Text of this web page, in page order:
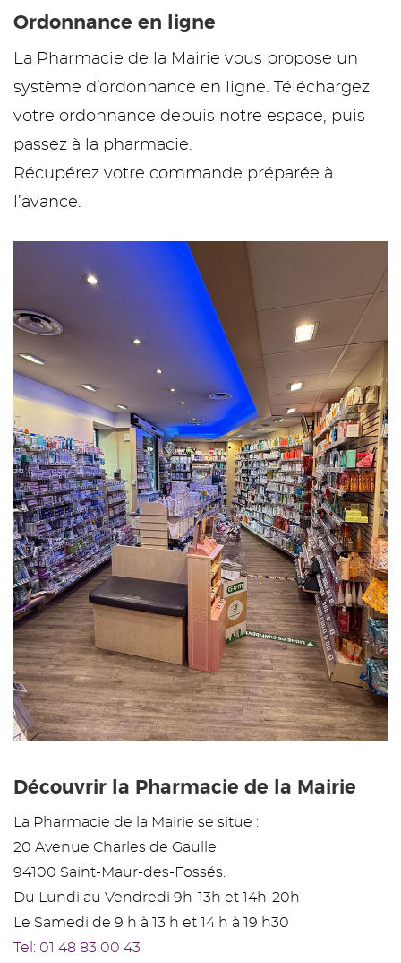
Ordonnance en ligne
La Pharmacie de la Mairie vous propose un
système d’ordonnance en ligne. Téléchargez
votre ordonnance depuis notre espace, puis
passez à la pharmacie.
Récupérez votre commande préparée à
l’avance.
Découvrir la Pharmacie de la Mairie
La Pharmacie de la Mairie se situe :
20 Avenue Charles de Gaulle
94100 Saint-Maur-des-Fossés.
Du Lundi au Vendredi 9h-13h et 14h-20h
Le Samedi de 9 h à 13 h et 14 h à 19 h30
Tel: 01 48 83 00 43